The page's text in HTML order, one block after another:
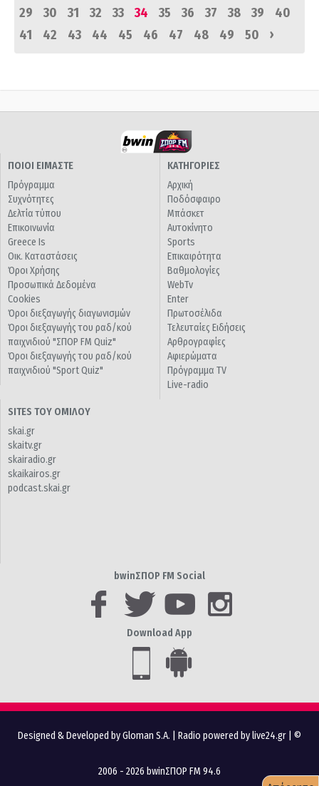
29
30 31 32 33 34 35 36 37 38 39
40
41
42 43 44 45 46 47 48 49 50 ›
ΠΟΙΟΙ ΕΙΜΑΣΤΕ
Πρόγραμμα
Συχνότητες
Δελτία τύπου
Επικοινωνία
Greece Is
Οικ. Καταστάσεις
Όροι Χρήσης
Προσωπικά Δεδομένα
Cookies
Όροι διεξαγωγής διαγωνισμών
Όροι διεξαγωγής του ραδ/κού
παιχνιδιού "ΣΠΟΡ FM Quiz"
Όροι διεξαγωγής του ραδ/κού
παιχνιδιού "Sport Quiz"
ΚΑΤΗΓΟΡΙΕΣ
Αρχική
Ποδόσφαιρο
Μπάσκετ
Αυτοκίνητο
Sports
Επικαιρότητα
Βαθμολογίες
WebTv
Enter
Πρωτοσέλιδα
Τελευταίες Ειδήσεις
Αρθρογραφίες
Αφιερώματα
Πρόγραμμα TV
Live-radio
SITES ΤΟΥ ΟΜΙΛΟΥ
skai.gr
skaitv.gr
skairadio.gr
skaikairos.gr
podcast.skai.gr
bwinΣΠΟΡ FM Social
Download App
Designed & Developed by Gloman S.A. Radio powered by live24.gr | ©
2006 - 2026 bwinΣΠΟΡ FM 94.6